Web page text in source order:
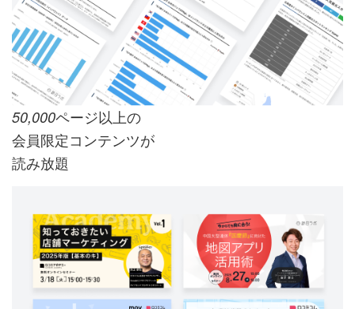
50,000ページ以上の
会員限定コンテンツが
読み放題